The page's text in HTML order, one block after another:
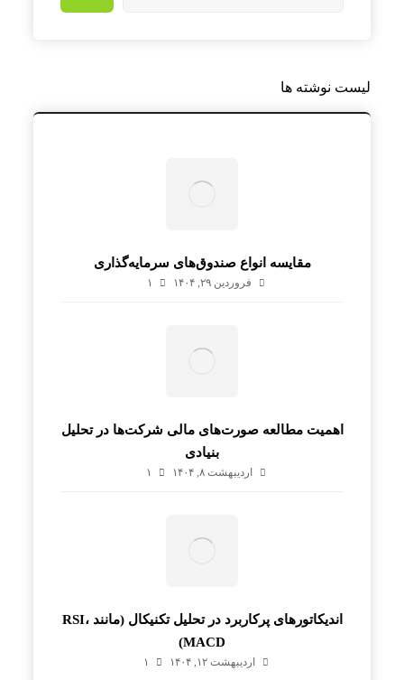
لیست نوشته ها
مقایسه انواع صندوق‌های سرمایه‌گذاری
فروردین ۲۹, ۱۴۰۴ ۱
اهمیت مطالعه صورت‌های مالی شرکت‌ها در تحلیل
بنیادی
اردیبهشت ۸, ۱۴۰۴ ۱
اندیکاتورهای پرکاربرد در تحلیل تکنیکال (مانند RSI،
MACD)
اردیبهشت ۱۲, ۱۴۰۴ ۱